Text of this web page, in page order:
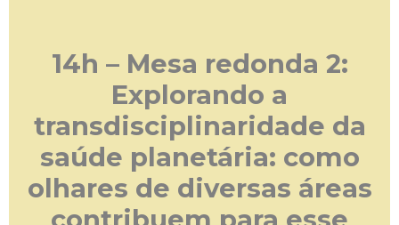
14h – Mesa redonda 2:
Explorando a
transdisciplinaridade da
saúde planetária: como
olhares de diversas áreas